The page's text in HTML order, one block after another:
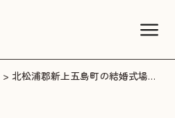
> 北松浦郡新上五島町の結婚式場・葬儀場